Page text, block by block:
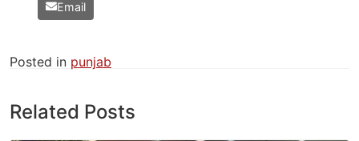
Email
Posted in punjab
Related Posts